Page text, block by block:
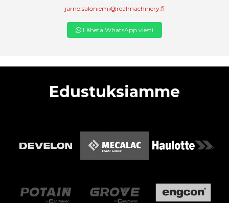
jarno.saloniemi@realmachinery.fi
Lähetä WhatsApp viesti
Edustuksiamme